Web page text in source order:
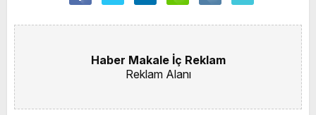
Haber Makale İç Reklam
Reklam Alanı